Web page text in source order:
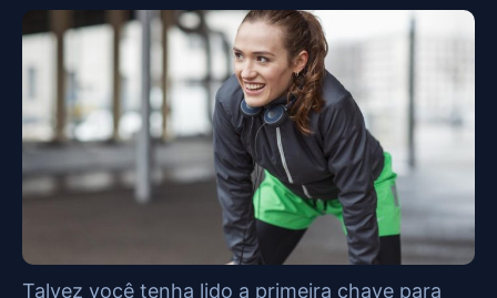
Talvez você tenha lido a primeira chave para